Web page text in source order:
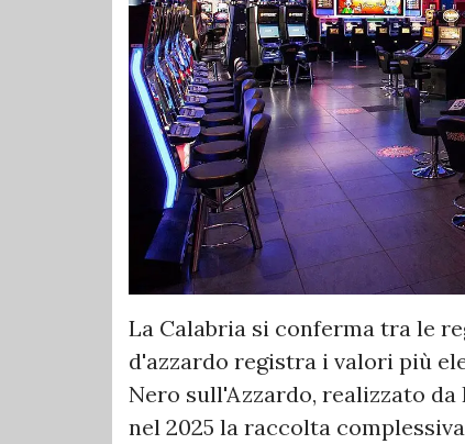
La Calabria si conferma tra le
d'azzardo registra i valori più
Nero sull'Azzardo, realizzato
nel 2025 la raccolta